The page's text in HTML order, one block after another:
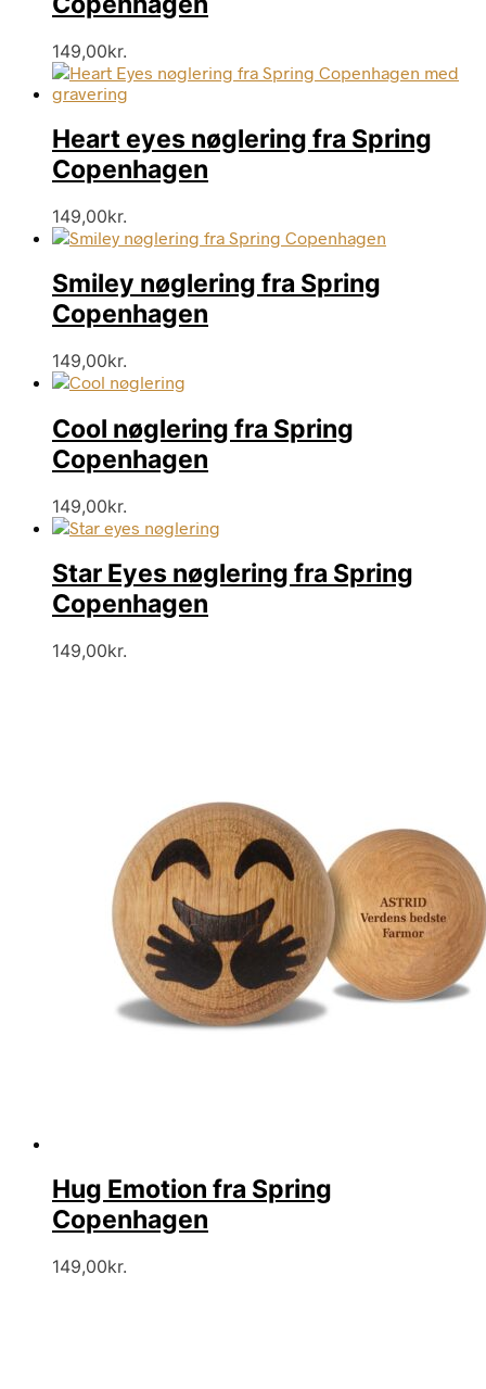
149,00kr.
Heart eyes nøglering fra Spring
Copenhagen
149,00kr.
Smiley nøglering fra Spring
Copenhagen
149,00kr.
Cool nøglering fra Spring
Copenhagen
149,00kr.
Star Eyes nøglering fra Spring
Copenhagen
149,00kr.
Hug Emotion fra Spring
Copenhagen
149,00kr.